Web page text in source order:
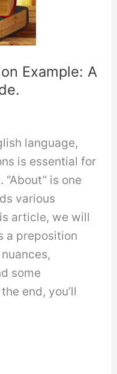
Example: A
language,
is essential for
is one
various
article, we will
a preposition
some
end, you’ll